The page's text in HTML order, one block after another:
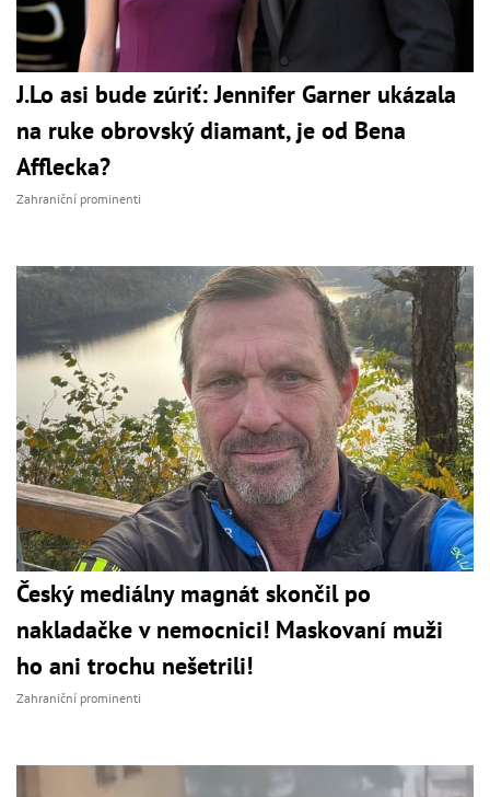
J.Lo asi bude zúriť: Jennifer Garner ukázala
na ruke obrovský diamant, je od Bena
Afflecka?
Zahraniční prominenti
Český mediálny magnát skončil po
nakladačke v nemocnici! Maskovaní muži
ho ani trochu nešetrili!
Zahraniční prominenti